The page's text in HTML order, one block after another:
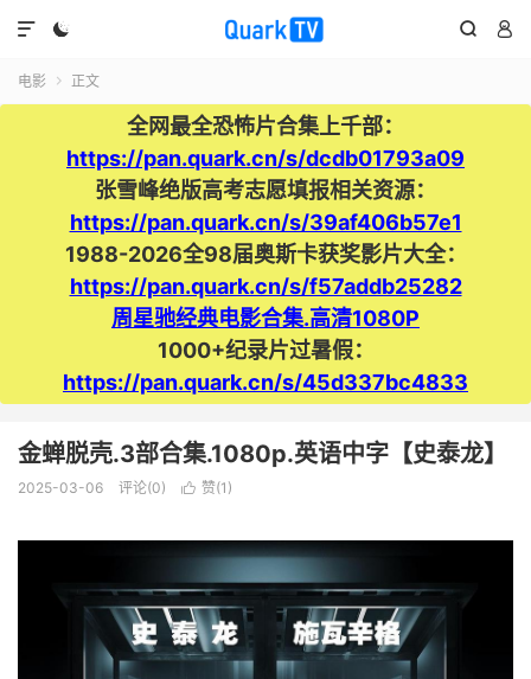
  

电影  正文
全网最全恐怖片合集上千部：
https://pan.quark.cn/s/dcdb01793a09
张雪峰绝版高考志愿填报相关资源：
https://pan.quark.cn/s/39af406b57e1
1988-2026全98届奥斯卡获奖影片大全：
https://pan.quark.cn/s/f57addb25282
周星驰经典电影合集.高清1080P
1000+纪录片过暑假：
https://pan.quark.cn/s/45d337bc4833
金蝉脱壳.3部合集.1080p.英语中字【史泰龙】
2025-03-06 评论(0)  赞(1 )